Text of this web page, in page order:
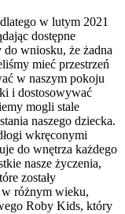
w lutym 2021
dostępne
wniosku, że żadna
mieć przestrzeń
w naszym pokoju
i dostosowywać
mogli stale
naszego dziecka.
wkręconymi
do wnętrza każdego
nasze życzenia,
zostały
różnym wieku,
Roby Kids, który